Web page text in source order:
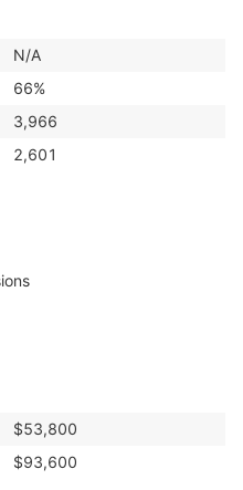
N/A
66%
3,966
2,601
$53,800
$93,600